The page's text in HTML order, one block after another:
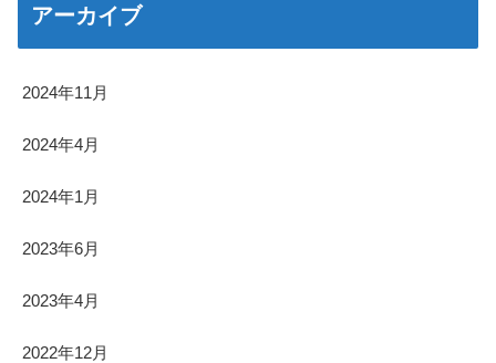
アーカイブ
2024年11月
2024年4月
2024年1月
2023年6月
2023年4月
2022年12月